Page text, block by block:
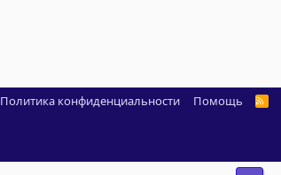
Политика конфиденциальности Помощь
R